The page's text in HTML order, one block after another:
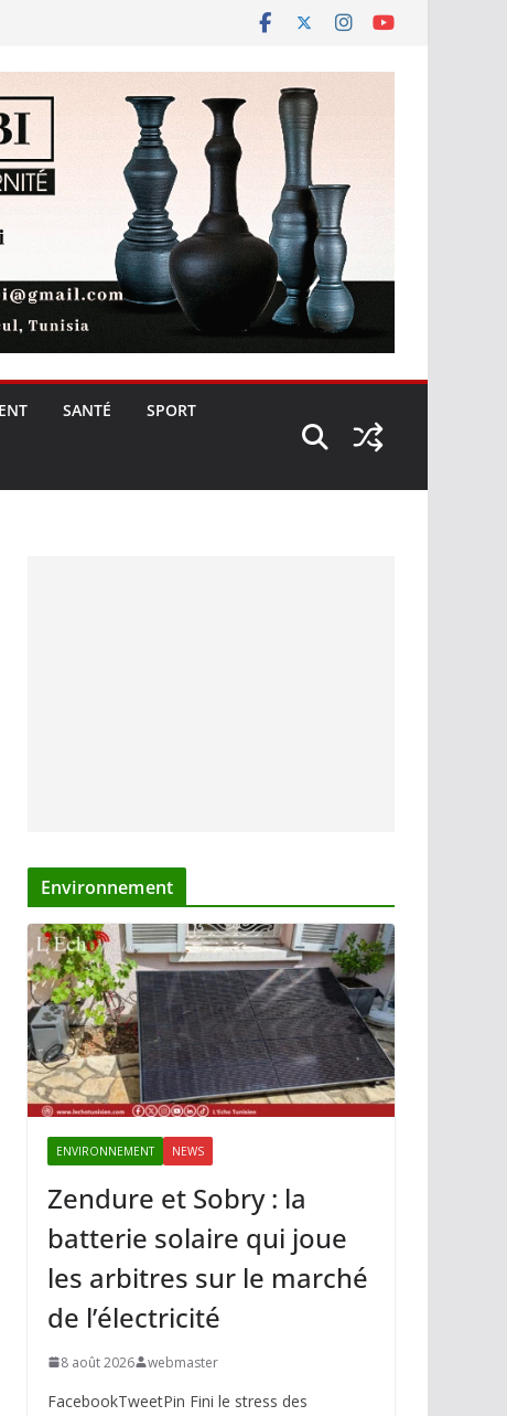
SANTÉ SPORT
Environnement
ENVIRONNEMENT NEWS
Zendure et Sobry : la
batterie solaire qui joue
les arbitres sur le marché
de l’électricité
8 août 2026 webmaster
FacebookTweetPin Fini le stress des